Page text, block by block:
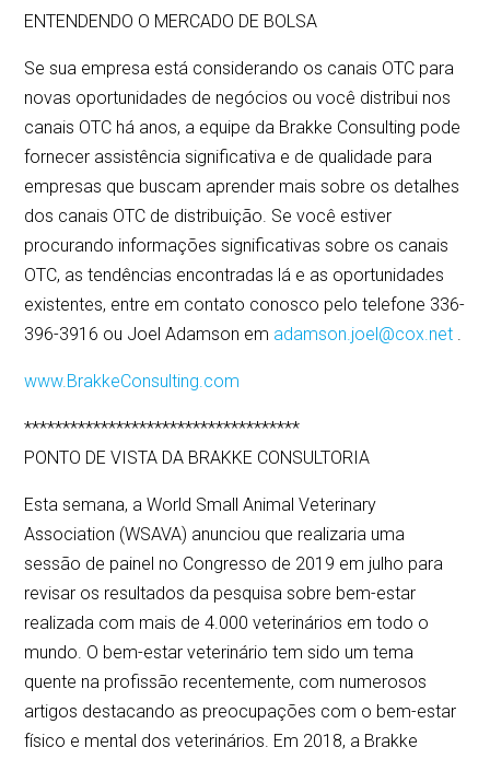
ENTENDENDO O MERCADO DE BOLSA
Se sua empresa está considerando os canais OTC para
novas oportunidades de negócios ou você distribui nos
canais OTC há anos, a equipe da Brakke Consulting pode
fornecer assistência significativa e de qualidade para
empresas que buscam aprender mais sobre os detalhes
dos canais OTC de distribuição. Se você estiver
procurando informações significativas sobre os canais
OTC, as tendências encontradas lá e as oportunidades
existentes, entre em contato conosco pelo telefone 336-
396-3916 ou Joel Adamson em adamson.joel@cox.net .
www.BrakkeConsulting.com
************************************
PONTO DE VISTA DA BRAKKE CONSULTORIA
Esta semana, a World Small Animal Veterinary
Association (WSAVA) anunciou que realizaria uma
sessão de painel no Congresso de 2019 em julho para
revisar os resultados da pesquisa sobre bem-estar
realizada com mais de 4.000 veterinários em todo o
mundo. O bem-estar veterinário tem sido um tema
quente na profissão recentemente, com numerosos
artigos destacando as preocupações com o bem-estar
físico e mental dos veterinários. Em 2018, a Brakke